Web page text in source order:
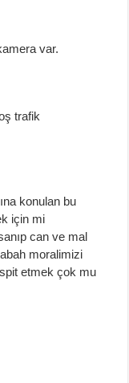
var.
trafik
konulan bu
için mi
can ve mal
moralimizi
etmek çok mu